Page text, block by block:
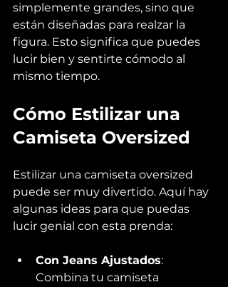
simplemente grandes, sino que
están diseñadas para realzar la
figura. Esto significa que puedes
lucir bien y sentirte cómodo al
mismo tiempo.
Cómo Estilizar una
Camiseta Oversized
Estilizar una camiseta oversized
puede ser muy divertido. Aquí hay
algunas ideas para que puedas
lucir genial con esta prenda:
Con Jeans Ajustados:
Combina tu camiseta